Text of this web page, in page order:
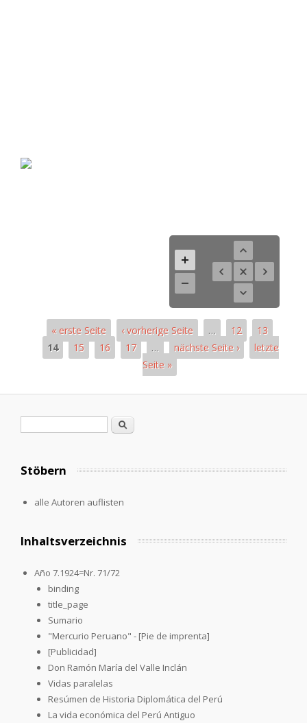
« erste Seite ‹ vorherige Seite … 12
13
14
15 16 17 … nächste Seite ›
letzte
Seite »
Suche
Stöbern
alle Autoren auflisten
Inhaltsverzeichnis
Año 7.1924=Nr. 71/72
binding
title_page
Sumario
"Mercurio Peruano" - [Pie de imprenta]
[Publicidad]
Don Ramón María del Valle Inclán
Vidas paralelas
Resúmen de Historia Diplomática del Perú
La vida económica del Perú Antiguo